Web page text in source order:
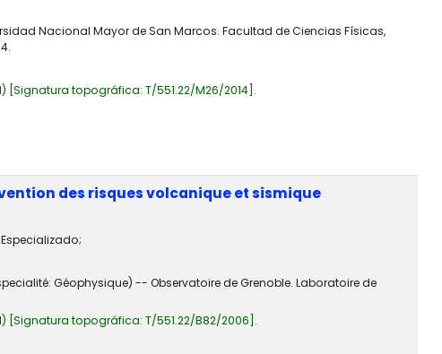
Nacional Mayor de San Marcos. Facultad de Ciencias Físicas,
Signatura topográfica: T/551.22/M26/2014 .
des risques volcanique et sismique
Especializado;
Géophysique) -- Observatoire de Grenoble. Laboratoire de
Signatura topográfica: T/551.22/B82/2006 .